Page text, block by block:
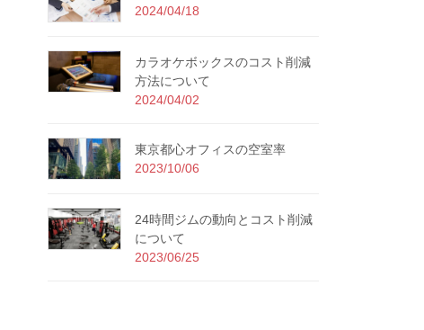
2024/04/18
カラオケボックスのコスト削減
方法について
2024/04/02
東京都心オフィスの空室率
2023/10/06
24時間ジムの動向とコスト削減
について
2023/06/25